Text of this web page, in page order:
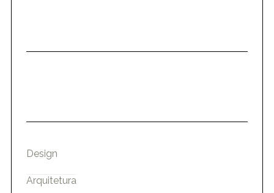
Design
Arquitetura